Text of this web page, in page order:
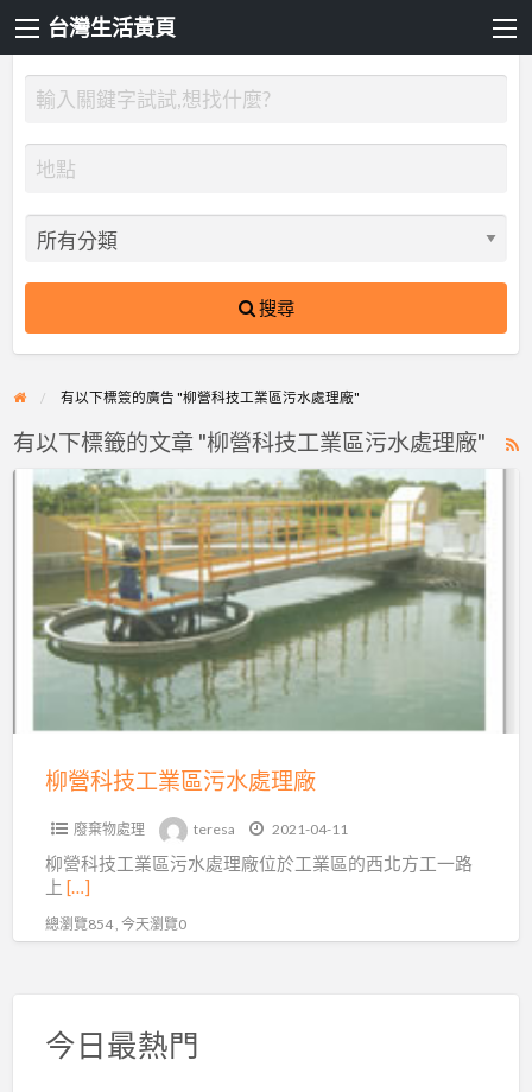
台灣生活黃頁
搜尋
有以下標簽的廣告 "柳營科技工業區污水處理廠"
有以下標籤的文章 "柳營科技工業區污水處理廠"
柳
業
水
柳營科技工業區污水處理廠
廢棄物處理 teresa 2021-04-11
柳營科技工業區污水處理廠位於工業區的西北方工一路
上 […]
總瀏覽854 , 今天瀏覽0
今日最熱門